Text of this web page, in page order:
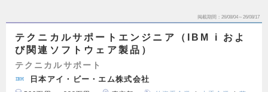
掲載期間 26/08/04～26/08/17
テクニカルサポートエンジニア（IBM i およ
び関連ソフトウェア製品）
テクニカルサポート
日本アイ・ビー・エム株式会社